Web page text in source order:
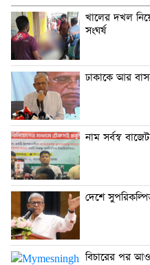
খালের দখল
সংঘর্ষ
ঢাকাকে আর
নাম সর্বস্ব
দেশে
বিচারের পর